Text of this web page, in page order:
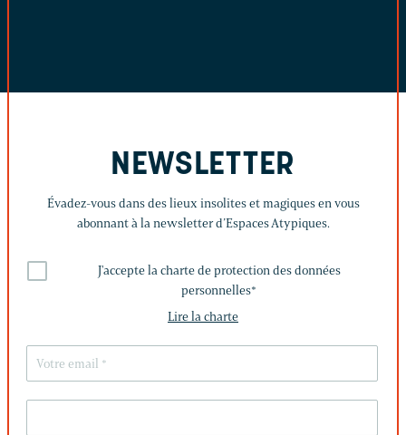
NEWSLETTER
Évadez-vous dans des lieux insolites et magiques en vous
abonnant à la newsletter d’Espaces Atypiques.
J'accepte la charte de protection des données
personnelles*
Lire la charte